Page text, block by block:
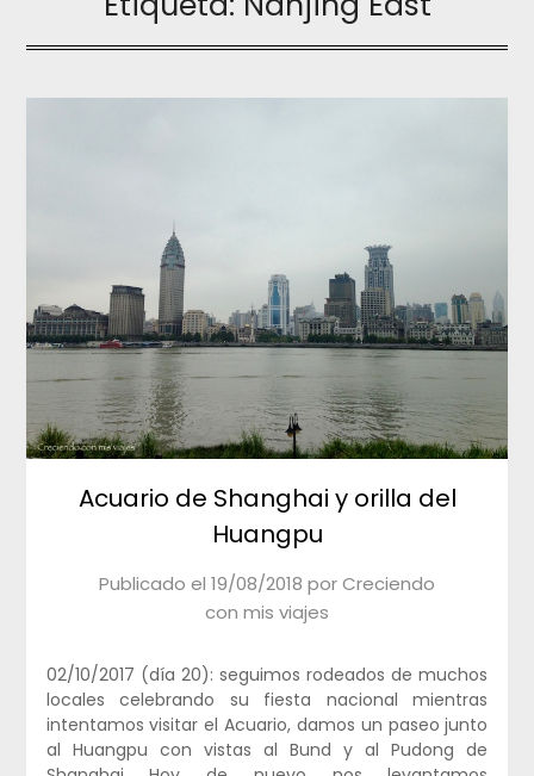
Acuario de Shanghai y orilla del
Huangpu
Publicado el 19/08/2018 porCreciendo
con mis viajes
02/10/2017 (día 20): seguimos rodeados de muchos
locales celebrando su fiesta nacional mientras
intentamos visitar el Acuario, damos un paseo junto
al Huangpu con vistas al Bund y al Pudong de